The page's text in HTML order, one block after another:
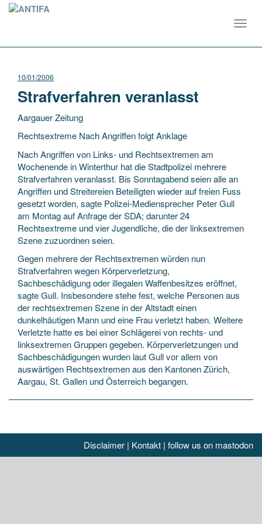
10/01/2006
Strafverfahren veranlasst
Aargauer Zeitung
Rechtsextreme Nach Angriffen folgt Anklage
Nach Angriffen von Links- und Rechtsextremen am
Wochenende in Winterthur hat die Stadtpolizei mehrere
Strafverfahren veranlasst. Bis Sonntagabend seien alle an
Angriffen und Streitereien Beteiligten wieder auf freien Fuss
gesetzt worden, sagte Polizei-Mediensprecher Peter Gull
am Montag auf Anfrage der SDA; darunter 24
Rechtsextreme und vier Jugendliche, die der linksextremen
Szene zuzuordnen seien.
Gegen mehrere der Rechtsextremen würden nun
Strafverfahren wegen Körperverletzung,
Sachbeschädigung oder illegalen Waffenbesitzes eröffnet,
sagte Gull. Insbesondere stehe fest, welche Personen aus
der rechtsextremen Szene in der Altstadt einen
dunkelhäutigen Mann und eine Frau verletzt haben. Weitere
Verletzte hatte es bei einer Schlägerei von rechts- und
linksextremen Gruppen gegeben. Körperverletzungen und
Sachbeschädigungen wurden laut Gull vor allem von
auswärtigen Rechtsextremen aus den Kantonen Zürich,
Aargau, St. Gallen und Österreich begangen.
Disclaimer | Kontakt | follow us on mastodon